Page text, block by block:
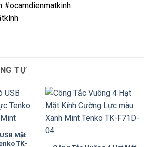
#ocamdienmatkinh
TỰ
Mặt
TK-